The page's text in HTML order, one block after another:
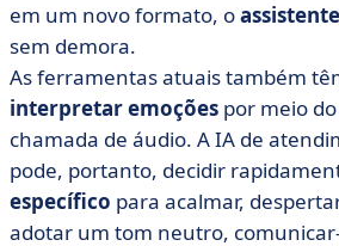
em um novo formato, o
sem demora.
As ferramentas atuais também
interpretar emoções por meio
chamada de áudio. A IA de
pode, portanto, decidir
específico para acalmar,
adotar um tom neutro,